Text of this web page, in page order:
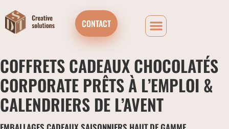
CONTACT
COFFRETS CADEAUX CHOCOLATÉS
CORPORATE PRÊTS À L’EMPLOI &
CALENDRIERS DE L’AVENT